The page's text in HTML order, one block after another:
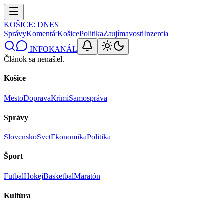
KOŠICE: DNES
SprávyKomentárKošicePolitikaZaujímavostiInzercia
INFOKANÁL
Článok sa nenašiel.
Košice
MestoDopravaKrimiSamospráva
Správy
SlovenskoSvetEkonomikaPolitika
Šport
FutbalHokejBasketbalMaratón
Kultúra